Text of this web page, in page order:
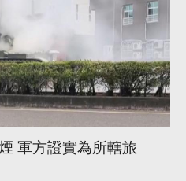
軍方證實為所轄旅